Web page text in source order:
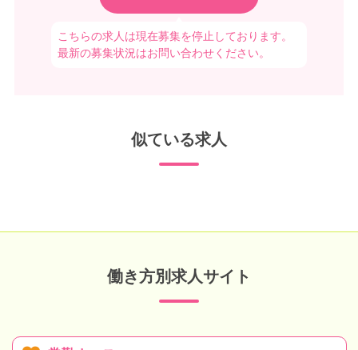
こちらの求人は現在募集を停止しております。
最新の募集状況はお問い合わせください。
似ている求人
働き方別求人サイト